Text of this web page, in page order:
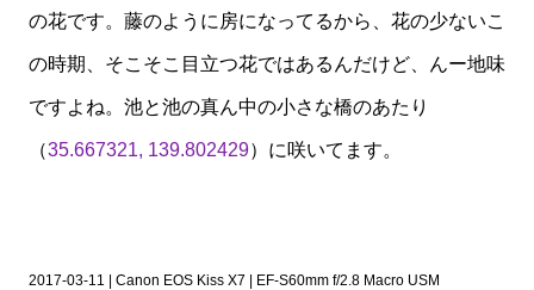
の花です。藤のように房になってるから、花の少ないこ
の時期、そこそこ目立つ花ではあるんだけど、んー地味
ですよね。池と池の真ん中の小さな橋のあたり
（35.667321, 139.802429）に咲いてます。
2017-03-11 | Canon EOS Kiss X7 | EF-S60mm f/2.8 Macro USM